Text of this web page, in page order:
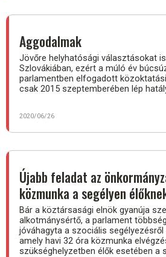
Aggodalmak
Jövőre helyhatósági választásokat
Szlovákiában, ezért a múló év
parlamentben elfogadott
csak 2015 szeptemberében lép
2020/06/26
Újabb feladat az
közmunka a segélyen
Bár a köztársasági elnök gyanúja
alkotmánysértő, a parlament
jóváhagyta a szociális
amely havi 32 óra közmunka
szükséghelyzetben élők esetében a